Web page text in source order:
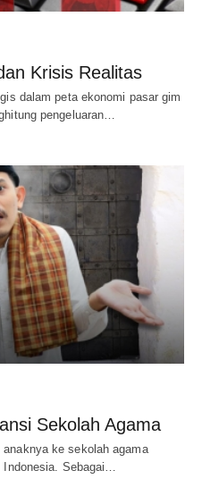
Krisis Realitas
dalam peta ekonomi pasar gim
pengeluaran…
Sekolah Agama
ke sekolah agama
Sebagai…